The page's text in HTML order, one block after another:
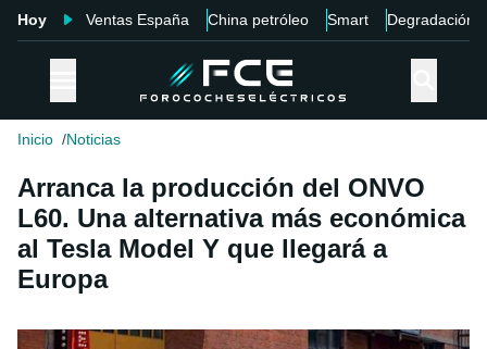
Hoy Ventas España China petróleo Smart Degradación
Inicio Noticias
Arranca la producción del ONVO
L60. Una alternativa más económica
al Tesla Model Y que llegará a
Europa